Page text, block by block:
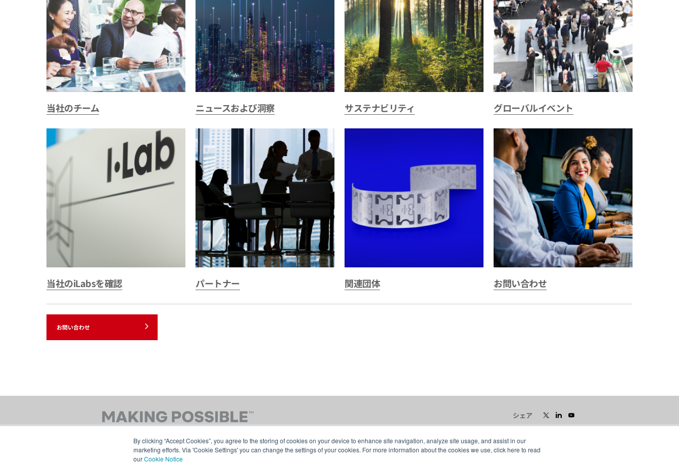
By clicking “Accept Cookies”, you agree to the storing of cookies on your device to enhance site navigation, analyze site usage, and assist in our
marketing efforts. Via 'Cookie Settings' you can change the settings of your cookies. For more information about the cookies we use, click here to read
ourCookie Notice
当社のチーム ニュースおよび洞察 サステナビリティ グローバルイベント
当社のiLabsを確認 パートナー 関連団体 お問い合わせ
お問い合わせ
シェア